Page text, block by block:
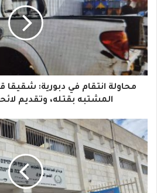
ي
د
ك
ا
إ
ل
ك
ت
محاولة انتقام في دبورية: شقيقا
المشتبه بقتله، وتقديم